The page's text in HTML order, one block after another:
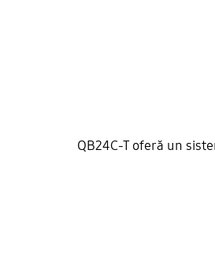
QB24C-T oferă un